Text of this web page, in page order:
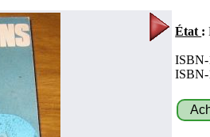
État :
ISBN-
ISBN-